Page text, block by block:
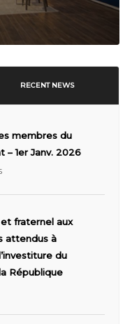
RECENT NEWS
membres du
– 1er Janv. 2026
fraternel aux
attendus à
du
République